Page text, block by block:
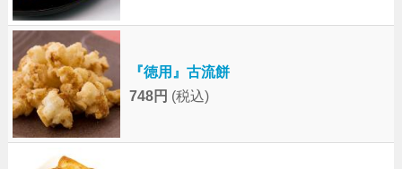
『徳用』古流餅
748円 (税込)